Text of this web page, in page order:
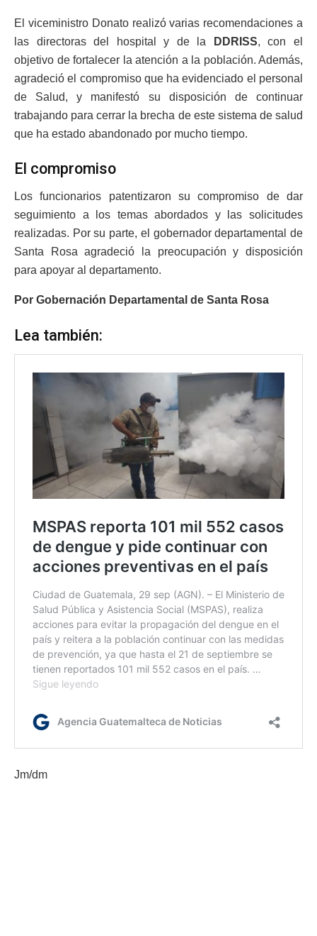
El viceministro Donato realizó varias recomendaciones a
las directoras del hospital y de la
DDRISS, con el
objetivo de fortalecer la atención a la población. Además,
agradeció el compromiso que ha evidenciado el personal
de Salud, y manifestó su disposición de continuar
trabajando para cerrar la brecha de este sistema de salud
que ha estado abandonado por mucho tiempo.
El compromiso
Los funcionarios patentizaron su compromiso de dar
seguimiento a los temas abordados y las solicitudes
realizadas. Por su parte, el gobernador departamental de
Santa Rosa agradeció la preocupación y disposición
para apoyar al departamento.
Por Gobernación Departamental de Santa Rosa
Lea también:
Jm/dm